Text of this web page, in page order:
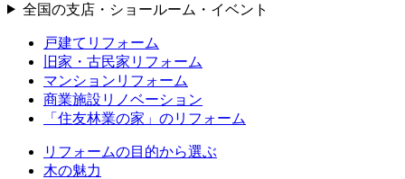
全国の支店・ショールーム・イベント
戸建てリフォーム
旧家・古民家リフォーム
マンションリフォーム
商業施設リノベーション
「住友林業の家」のリフォーム
リフォームの目的から選ぶ
木の魅力